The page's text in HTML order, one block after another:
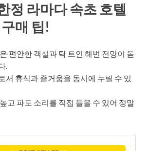
정 라마다 속초 호텔
매 팁!
편안한 객실과 탁 트인 해변 전망이 돋
.
서 휴식과 즐거움을 동시에 누릴 수 있
고 파도 소리를 직접 들을 수 있어 정말